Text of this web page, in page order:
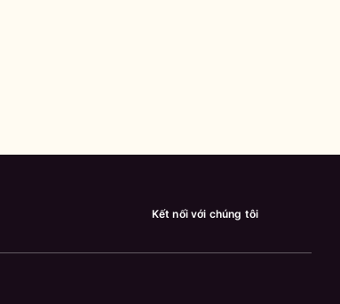
Kết nối với chúng tôi